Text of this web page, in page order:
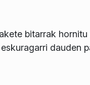
bitarrak
dauden